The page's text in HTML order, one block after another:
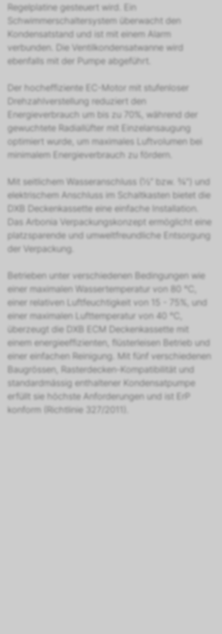
Regelplatine gesteuert wird. Ein
Schwimmerschaltersystem überwacht den
Kondensatstand und ist mit einem Alarm
verbunden. Die Ventilkondensatwanne wird
ebenfalls mit der Pumpe abgeführt.
Der hocheffiziente EC-Motor mit stufenloser
Drehzahlverstellung reduziert den
Energieverbrauch um bis zu 70%, während der
gewuchtete Radiallüfter mit Einzelansaugung
optimiert wurde, um maximales Luftvolumen bei
minimalem Energieverbrauch zu fördern.
Mit seitlichem Wasseranschluss (½“ bzw. ¾") und
elektrischem Anschluss im Schaltkasten bietet die
DXB Deckenkassette eine einfache Installation.
Das Arbonia Verpackungskonzept ermöglicht eine
platzsparende und umweltfreundliche Entsorgung
der Verpackung.
Betrieben unter verschiedenen Bedingungen wie
einer maximalen Wassertemperatur von 80 °C,
einer relativen Luftfeuchtigkeit von 15 - 75%, und
einer maximalen Lufttemperatur von 40 °C,
überzeugt die DXB ECM Deckenkassette mit
einem energieeffizienten, flüsterleisen Betrieb und
einer einfachen Reinigung. Mit fünf verschiedenen
Baugrössen, Rasterdecken-Kompatibilität und
standardmässig enthaltener Kondensatpumpe
erfüllt sie höchste Anforderungen und ist ErP
konform (Richtlinie 327/2011).